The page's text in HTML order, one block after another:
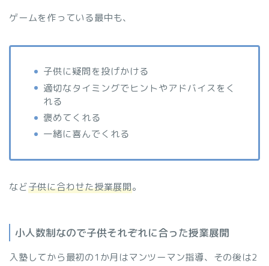
ゲームを作っている最中も、
子供に疑問を投げかける
適切なタイミングでヒントやアドバイスをく
れる
褒めてくれる
一緒に喜んでくれる
など子供に合わせた授業展開。
小人数制なので子供それぞれに合った授業展開
入塾してから最初の1か月はマンツーマン指導、その後は2